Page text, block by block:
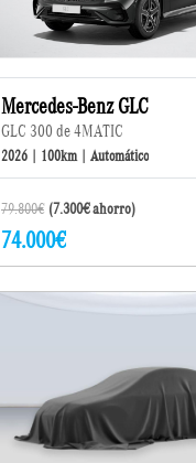
Mercedes-Benz GLC
GLC 300 de 4MATIC
2026 | 100km | Automático
79.800€ (7.300€ ahorro)
74.000€